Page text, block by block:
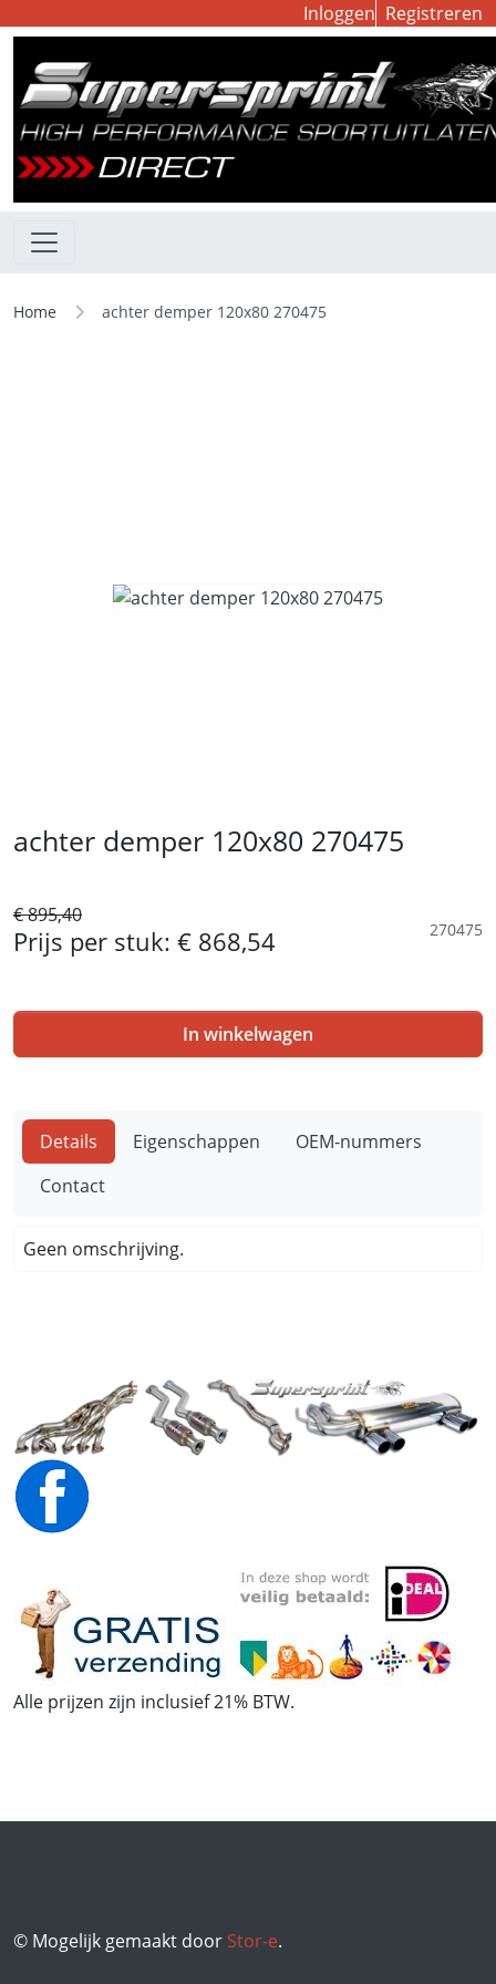
Inloggen Registreren
Home achter demper 120x80 270475
achter demper 120x80 270475
€ 895,40
Prijs per stuk: € 868,54 270475
In winkelwagen
Details Eigenschappen
OEM-nummers
Contact
Geen omschrijving.
Alle prijzen zijn inclusief 21% BTW.
© Mogelijk gemaakt door Stor-e.